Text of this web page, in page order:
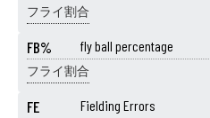
フライ割合
FB% fly ball percentage
フライ割合
FE Fielding Errors